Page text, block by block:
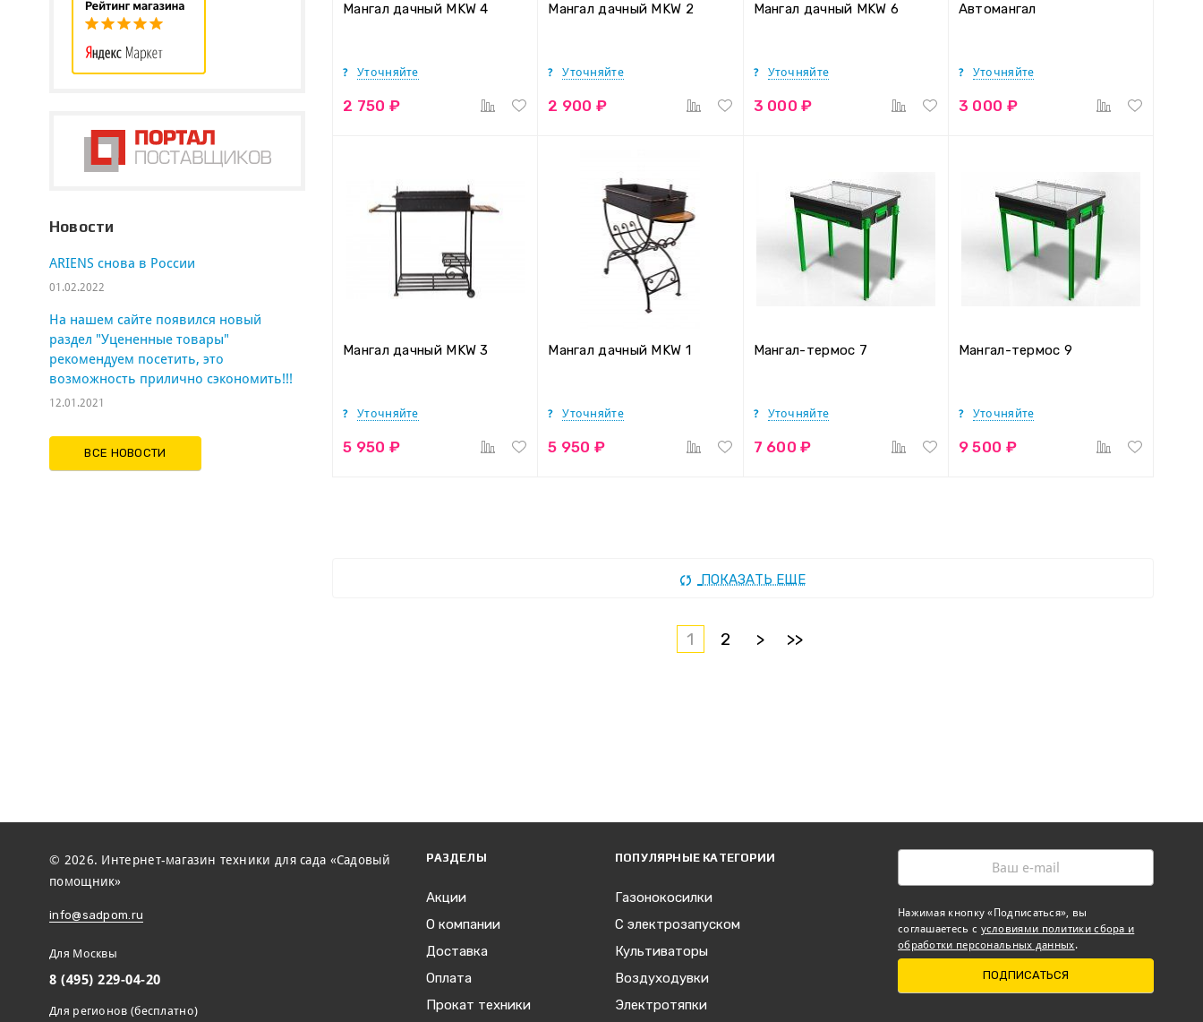
Мангал дачный MKW 4
Уточняйте
2 750 ₽
Мангал дачный MKW 2
Уточняйте
2 900 ₽
Мангал дачный MKW 6
Уточняйте
3 000 ₽
Автомангал
Уточняйте
3 000 ₽
Мангал дачный MKW 3
Уточняйте
5 950 ₽
Мангал дачный MKW 1
Уточняйте
5 950 ₽
Мангал-термос 7
Уточняйте
7 600 ₽
Мангал-термос 9
Уточняйте
9 500 ₽
ПОКАЗАТЬ ЕЩЕ
1 2 > >>
Новости
ARIENS cнова в России
01.02.2022
На нашем сайте появился новый
раздел "Уцененные товары"
рекомендуем посетить, это
возможность прилично сэкономить!!!
12.01.2021
ВСЕ НОВОСТИ
© 2026. Интернет-магазин техники для сада «Садовый
помощник»
info@sadpom.ru
Для Москвы
8 (495) 229-04-20
Для регионов (бесплатно)
РАЗДЕЛЫ
Акции
О компании
Доставка
Оплата
Прокат техники
ПОПУЛЯРНЫЕ КАТЕГОРИИ
Газонокосилки
С электрозапуском
Культиваторы
Воздуходувки
Электротяпки
Нажимая кнопку «Подписаться», вы
соглашаетесь с условиями политики сбора и
обработки персональных данных.
ПОДПИСАТЬСЯ